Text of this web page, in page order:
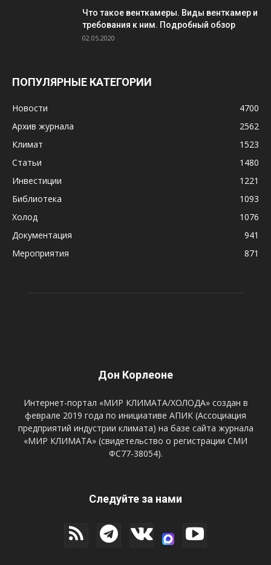
Что такое венткамеры. Виды венткамер и
требования к ним. Подробный обзор
02.05.2020
ПОПУЛЯРНЫЕ КАТЕГОРИИ
Новости
4700
Архив журнала
2562
Климат
1523
Статьи
1480
Инвестиции
1221
Библиотека
1093
Холод
1076
Документация
941
Мероприятия
871
Дон Корлеоне
Интернет-портал «МИР КЛИМАТА/ХОЛОДА» создан в
феврале 2019 года по инициативе АПИК (Ассоциация
предприятий индустрии климата) на базе сайта журнала
«МИР КЛИМАТА» (свидетельство о регистрации СМИ
ФС77-38054).
Следуйте за нами